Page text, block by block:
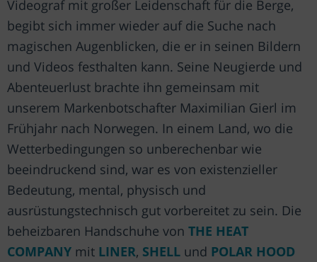
Videograf mit großer Leidenschaft für die Berge,
begibt sich immer wieder auf die Suche nach
magischen Augenblicken, die er in seinen Bildern
und Videos festhalten kann. Seine Neugierde und
Abenteuerlust brachte ihn gemeinsam mit
unserem Markenbotschafter Maximilian Gierl im
Frühjahr nach Norwegen. In einem Land, wo die
Wetterbedingungen so unberechenbar wie
beeindruckend sind, war es von existenzieller
Bedeutung, mental, physisch und
ausrüstungstechnisch gut vorbereitet zu sein. Die
beheizbaren Handschuhe von THE HEAT
COMPANY mit LINER, SHELL und POLAR HOOD